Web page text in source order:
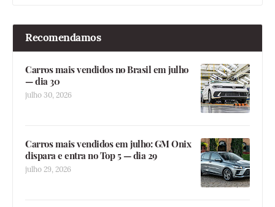
Recomendamos
Carros mais vendidos no Brasil em julho
— dia 30
julho 30, 2026
Carros mais vendidos em julho: GM Onix
dispara e entra no Top 5 — dia 29
julho 29, 2026